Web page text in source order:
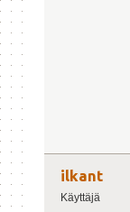
ilkant
Käyttäjä